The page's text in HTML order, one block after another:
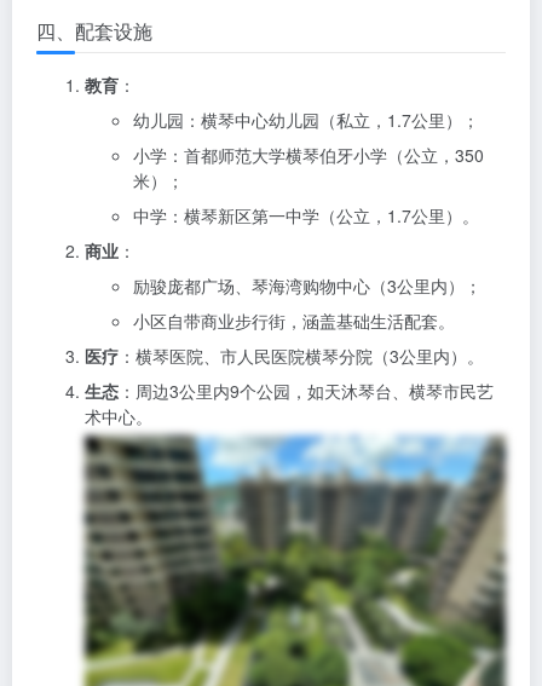
四、配套设施
教育 ：
幼儿园：横琴中心幼儿园（私立，1.7公里）；
小学：首都师范大学横琴伯牙小学（公立，350
米）；
中学：横琴新区第一中学（公立，1.7公里）。
商业 ：
励骏庞都广场、琴海湾购物中心（3公里内）；
小区自带商业步行街，涵盖基础生活配套。
医疗 ：横琴医院、市人民医院横琴分院（3公里内）。
生态 ：周边3公里内9个公园，如天沐琴台、横琴市民艺
术中心。